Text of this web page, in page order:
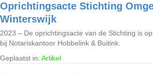
Oprichtingsacte Stichting
Winterswijk
2023 – De oprichtingsacte van de Stichting is
bij Notariskantoor Hobbelink & Buitink.
Geplaatst in: Artikel